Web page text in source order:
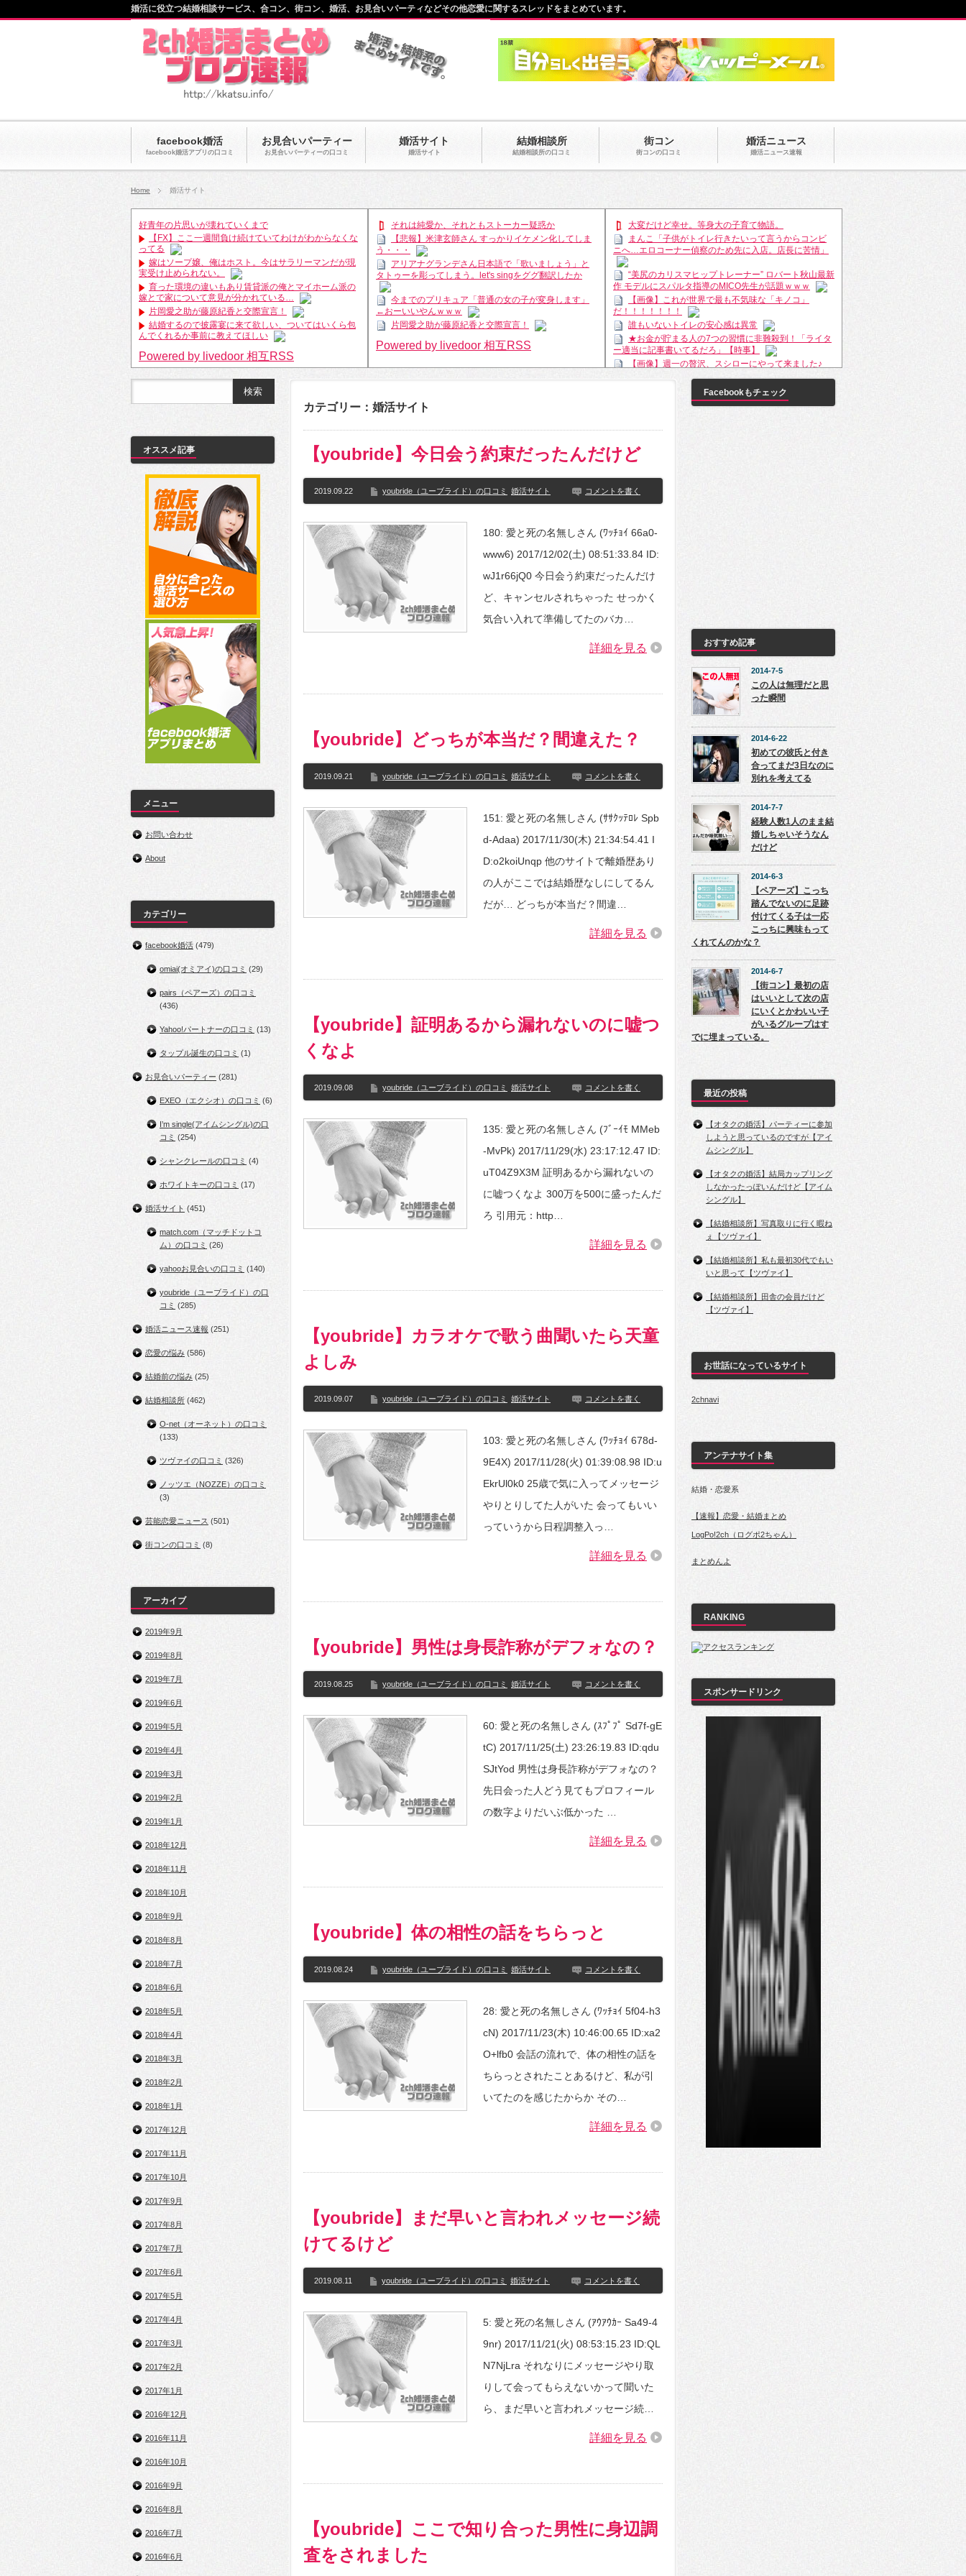
facebook婚活
facebook婚活アプリの口コミ
お見合いパーティー
お見合いパーティーの口コミ
婚活サイト
婚活サイト
結婚相談所
結婚相談所の口コミ
街コン
街コンの口コミ
婚活ニュース
婚活ニュース速報
婚活に役立つ結婚相談サービス、合コン、街コン、婚活、お見合いパーティなどその他恋愛に関するスレッドをまとめています。
Home 婚活サイト
好青年の片思いが壊れていくまで
【FX】ここ一週間負け続けていてわけがわからなくな
ってる
嫁はソープ嬢、俺はホスト。今はサラリーマンだが現
実受け止められない。
育った環境の違いもあり賃貸派の俺とマイホーム派の
嫁とで家について意見が分かれている…
片岡愛之助が藤原紀香と交際宣言！
結婚するので披露宴に来て欲しい、ついてはいくら包
んでくれるか事前に教えてほしい
Powered by livedoor 相互RSS
それは純愛か、それともストーカー疑惑か
【悲報】米津玄師さん すっかりイケメン化してしま
う・・・
アリアナグランデさん日本語で「歌いましょう」と
タトゥーを彫ってしまう。let's singをググ翻訳したか
今までのプリキュア「普通の女の子が変身します」
←おーいいやんｗｗｗ
片岡愛之助が藤原紀香と交際宣言！
Powered by livedoor 相互RSS
大変だけど幸せ。等身大の子育て物語。
まんこ「子供がトイレ行きたいって言うからコンビ
ニへ…エロコーナー偵察のため先に入店。店長に苦情」
“美尻のカリスマヒップトレーナー” ロバート秋山最新
作 モデルにスパルタ指導のMICO先生が話題ｗｗｗ
【画像】これが世界で最も不気味な「キノコ」
だ！！！！！！！
誰もいないトイレの安心感は異常
★お金が貯まる人の7つの習慣に非難殺到！「ライタ
ー適当に記事書いてるだろ」【時事】
【画像】週一の贅沢、スシローにやって来ました♪
【岐阜】自転車女性とジョギング男性がぶつかり女
性が意識不明、男性は川に転落
オリンピックはすごいことになりそうだｗｗｗｗｗ」
【韓国の反応】韓国人「安倍首相へ、従北ムンジェ
イン政権の息の根を止めるためにも平昌五輪には来ない
でほしい」
てないだろ？言え」というメールが
Powered by livedoor 相互RSS
カテゴリー：婚活サイト
【youbride】今日会う約束だったんだけど
2019.09.22 youbride（ユーブライド）の口コミ 婚活サイト コメントを書く
180: 愛と死の名無しさん (ﾜｯﾁｮｲ 66a0-
www6) 2017/12/02(土) 08:51:33.84 ID:
wJ1r66jQ0 今日会う約束だったんだけ
ど、キャンセルされちゃった せっかく
気合い入れて準備してたのバカ…
詳細を見る
【youbride】どっちが本当だ？間違えた？
2019.09.21 youbride（ユーブライド）の口コミ 婚活サイト コメントを書く
151: 愛と死の名無しさん (ｻｻｸｯﾃﾛﾚ Spb
d-Adaa) 2017/11/30(木) 21:34:54.41 I
D:o2koiUnqp 他のサイトで離婚歴あり
の人がここでは結婚歴なしにしてるん
だが… どっちが本当だ？間違…
詳細を見る
【youbride】証明あるから漏れないのに嘘つ
くなよ
2019.09.08 youbride（ユーブライド）の口コミ 婚活サイト コメントを書く
135: 愛と死の名無しさん (ﾌﾞｰｲﾓ MMeb
-MvPk) 2017/11/29(水) 23:17:12.47 ID:
uT04Z9X3M 証明あるから漏れないの
に嘘つくなよ 300万を500に盛ったんだ
ろ 引用元：http…
詳細を見る
【youbride】カラオケで歌う曲聞いたら天童
よしみ
2019.09.07 youbride（ユーブライド）の口コミ 婚活サイト コメントを書く
103: 愛と死の名無しさん (ﾜｯﾁｮｲ 678d-
9E4X) 2017/11/28(火) 01:39:08.98 ID:u
EkrUl0k0 25歳で気に入ってメッセージ
やりとりしてた人がいた 会ってもいい
っていうから日程調整入っ…
詳細を見る
【youbride】男性は身長詐称がデフォなの？
2019.08.25 youbride（ユーブライド）の口コミ 婚活サイト コメントを書く
60: 愛と死の名無しさん (ｽﾌﾟﾌﾟ Sd7f-gE
tC) 2017/11/25(土) 23:26:19.83 ID:qdu
SJtYod 男性は身長詐称がデフォなの？
先日会った人どう見てもプロフィール
の数字よりだいぶ低かった …
詳細を見る
【youbride】体の相性の話をちらっと
2019.08.24 youbride（ユーブライド）の口コミ 婚活サイト コメントを書く
28: 愛と死の名無しさん (ﾜｯﾁｮｲ 5f04-h3
cN) 2017/11/23(木) 10:46:00.65 ID:xa2
O+lfb0 会話の流れで、体の相性の話を
ちらっとされたことあるけど、私が引
いてたのを感じたからか その…
詳細を見る
【youbride】まだ早いと言われメッセージ続
けてるけど
2019.08.11 youbride（ユーブライド）の口コミ 婚活サイト コメントを書く
5: 愛と死の名無しさん (ｱｳｱｳｶｰ Sa49-4
9nr) 2017/11/21(火) 08:53:15.23 ID:QL
N7NjLra それなりにメッセージやり取
りして会ってもらえないかって聞いた
ら、まだ早いと言われメッセージ続…
詳細を見る
【youbride】ここで知り合った男性に身辺調
査をされました
オススメ記事
メニュー
お問い合わせ
About
カテゴリー
facebook婚活 (479)
omiai(オミアイ)の口コミ (29)
pairs（ペアーズ）の口コミ
(436)
Yahoo!パートナーの口コミ (13)
タップル誕生の口コミ (1)
お見合いパーティー (281)
EXEO（エクシオ）の口コミ (6)
I’m single(アイムシングル)の口
コミ (254)
シャンクレールの口コミ (4)
ホワイトキーの口コミ (17)
婚活サイト (451)
match.com（マッチドットコ
ム）の口コミ (26)
yahooお見合いの口コミ (140)
youbride（ユーブライド）の口
コミ (285)
婚活ニュース速報 (251)
恋愛の悩み (586)
結婚前の悩み (25)
結婚相談所 (462)
O-net（オーネット）の口コミ
(133)
ツヴァイの口コミ (326)
ノッツエ（NOZZE）の口コミ
(3)
芸能恋愛ニュース (501)
街コンの口コミ (8)
アーカイブ
2019年9月
2019年8月
2019年7月
2019年6月
2019年5月
2019年4月
2019年3月
2019年2月
2019年1月
2018年12月
2018年11月
2018年10月
2018年9月
2018年8月
2018年7月
2018年6月
2018年5月
2018年4月
2018年3月
2018年2月
2018年1月
2017年12月
2017年11月
2017年10月
2017年9月
2017年8月
2017年7月
2017年6月
2017年5月
2017年4月
2017年3月
2017年2月
2017年1月
2016年12月
2016年11月
2016年10月
2016年9月
2016年8月
2016年7月
2016年6月
Facebookもチェック
おすすめ記事
2014-7-5
この人は無理だと思
った瞬間
2014-6-22
初めての彼氏と付き
合ってまだ3日なのに
別れを考えてる
2014-7-7
経験人数1人のまま結
婚しちゃいそうなん
だけど
2014-6-3
【ペアーズ】こっち
踏んでないのに足跡
付けてくる子は一応
こっちに興味もって
くれてんのかな？
2014-6-7
【街コン】最初の店
はいいとして次の店
にいくとかわいい子
がいるグループはす
でに埋まっている。
最近の投稿
【オタクの婚活】パーティーに参加
しようと思っているのですが【アイ
ムシングル】
【オタクの婚活】結局カップリング
しなかったっぽいんだけど【アイム
シングル】
【結婚相談所】写真取りに行く暇ね
ぇ【ツヴァイ】
【結婚相談所】私も最初30代でもい
いと思って【ツヴァイ】
【結婚相談所】田舎の会員だけど
【ツヴァイ】
お世話になっているサイト
2chnavi
アンテナサイト集
結婚・恋愛系
【速報】恋愛・結婚まとめ
LogPo!2ch（ログポ2ちゃん）
まとめんよ
RANKING
スポンサードリンク